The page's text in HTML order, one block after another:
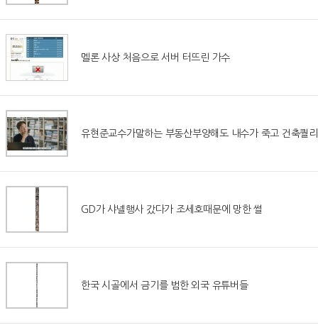
멜론 사상 처음으로 서버 터뜨린 가수
유현준교수가말하는 부동산부양해도 내수가 죽고 건축퀄
GD가 샤넬행사 갔다가 조세호때문에 망한 썰
한국 시골에서 금기를 범한 외국 유튜버들